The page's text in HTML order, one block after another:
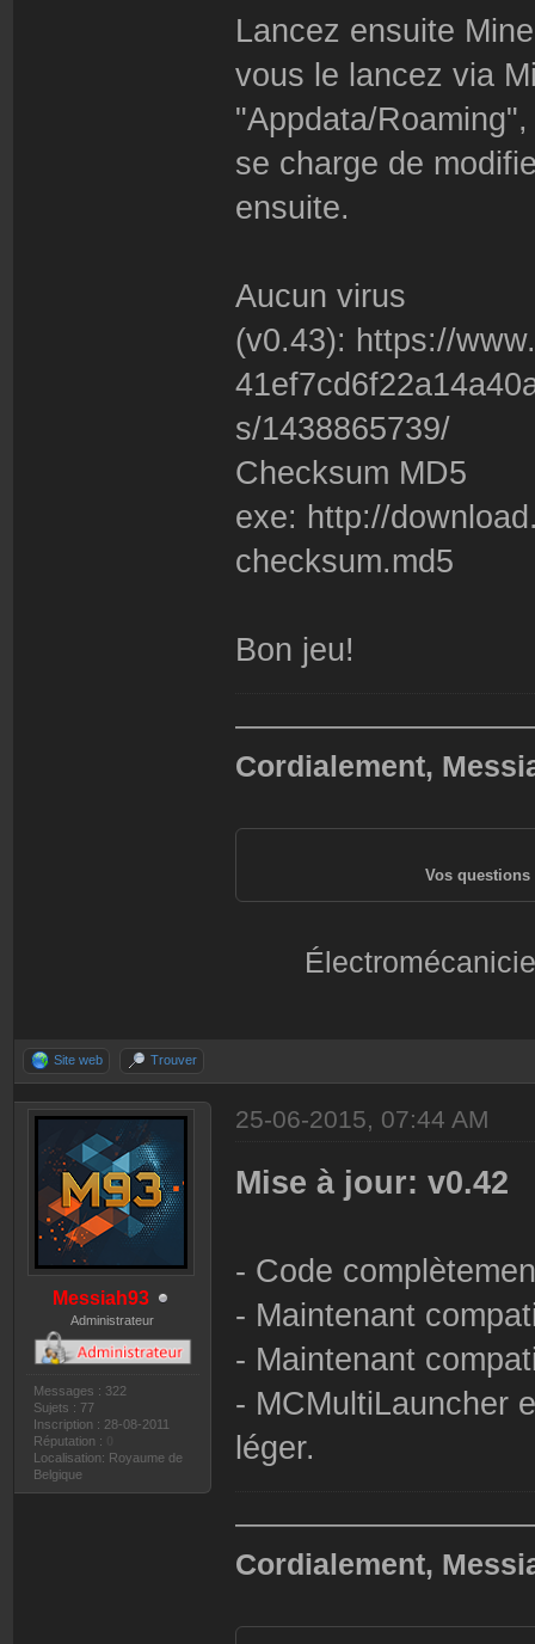
Lancez ensuite
vous le lancez via
"Appdata/
se charge de
ensuite.
Aucun virus
(v0.43): https://
s/1438865739/
Checksum MD5
exe: http://
checksum.md5
Bon jeu!
Cordialement,
Vos questions
Site web Trouver
Messiah93
Administrateur
Messages : 322
Sujets : 77
Inscription : 28-08-2011
Réputation :
Localisation: Royaume de
Belgique
25-06-2015, 07:44 AM
Mise à jour: v0.42
- Code
- Maintenant
- Maintenant
- MCMultiLauncher
léger.
Cordialement,